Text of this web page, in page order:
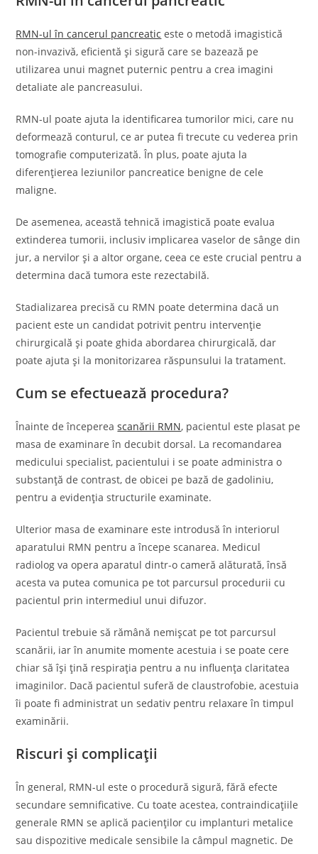
RMN-ul în cancerul pancreatic este o metodă imagistică
non-invazivă, eficientă și sigură care se bazează pe
utilizarea unui magnet puternic pentru a crea imagini
detaliate ale pancreasului.
RMN-ul poate ajuta la identificarea tumorilor mici, care nu
deformează conturul, ce ar putea fi trecute cu vederea prin
tomografie computerizată. În plus, poate ajuta la
diferențierea leziunilor pancreatice benigne de cele
maligne.
De asemenea, această tehnică imagistică poate evalua
extinderea tumorii, inclusiv implicarea vaselor de sânge din
jur, a nervilor și a altor organe, ceea ce este crucial pentru a
determina dacă tumora este rezectabilă.
Stadializarea precisă cu RMN poate determina dacă un
pacient este un candidat potrivit pentru intervenție
chirurgicală și poate ghida abordarea chirurgicală, dar
poate ajuta și la monitorizarea răspunsului la tratament.
Cum se efectuează procedura?
Înainte de începereascanării RMN, pacientul este plasat pe
masa de examinare în decubit dorsal. La recomandarea
medicului specialist, pacientului i se poate administra o
substanță de contrast, de obicei pe bază de gadoliniu,
pentru a evidenția structurile examinate.
Ulterior masa de examinare este introdusă în interiorul
aparatului RMN pentru a începe scanarea. Medicul
radiolog va opera aparatul dintr-o cameră alăturată, însă
acesta va putea comunica pe tot parcursul procedurii cu
pacientul prin intermediul unui difuzor.
Pacientul trebuie să rămână nemișcat pe tot parcursul
scanării, iar în anumite momente acestuia i se poate cere
chiar să își țină respirația pentru a nu influența claritatea
imaginilor. Dacă pacientul suferă de claustrofobie, acestuia
îi poate fi administrat un sedativ pentru relaxare în timpul
examinării.
Riscuri și complicații
În general, RMN-ul este o procedură sigură, fără efecte
secundare semnificative. Cu toate acestea, contraindicațiile
generale RMN se aplică pacienților cu implanturi metalice
sau dispozitive medicale sensibile la câmpul magnetic. De